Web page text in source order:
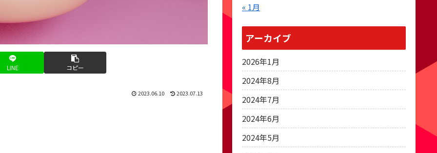
LINE コピー
2023.06.10 2023.07.13
« 1月
アーカイブ
2026年1月
2024年8月
2024年7月
2024年6月
2024年5月